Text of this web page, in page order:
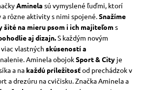
Aminela sú vymyslené ľuďmi, ktorí
a rôzne aktivity s nimi spojené.Snažíme
na mieru psom i ich majiteľoms
aj dizajn.S každým novým
vlastných skúseností a
Aminela obojokSport & Cityje
a na každú príležitosťod prechádzok v
a drezúru na cvičisku. Značka Aminela a